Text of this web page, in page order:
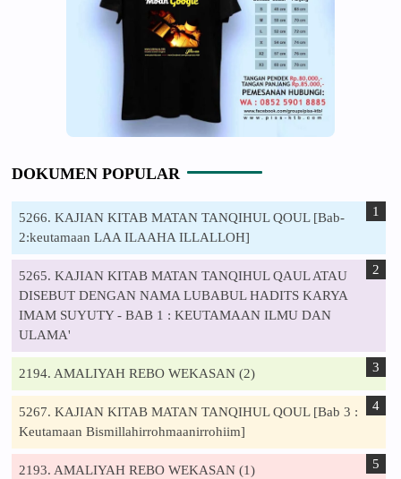
DOKUMEN POPULAR
5266. KAJIAN KITAB MATAN TANQIHUL QOUL [Bab-
2:keutamaan LAA ILAAHA ILLALLOH]
5265. KAJIAN KITAB MATAN TANQIHUL QAUL ATAU
DISEBUT DENGAN NAMA LUBABUL HADITS KARYA
IMAM SUYUTY - BAB 1 : KEUTAMAAN ILMU DAN
ULAMA'
2194. AMALIYAH REBO WEKASAN (2)
5267. KAJIAN KITAB MATAN TANQIHUL QOUL [Bab 3 :
Keutamaan Bismillahirrohmaanirrohiim]
2193. AMALIYAH REBO WEKASAN (1)